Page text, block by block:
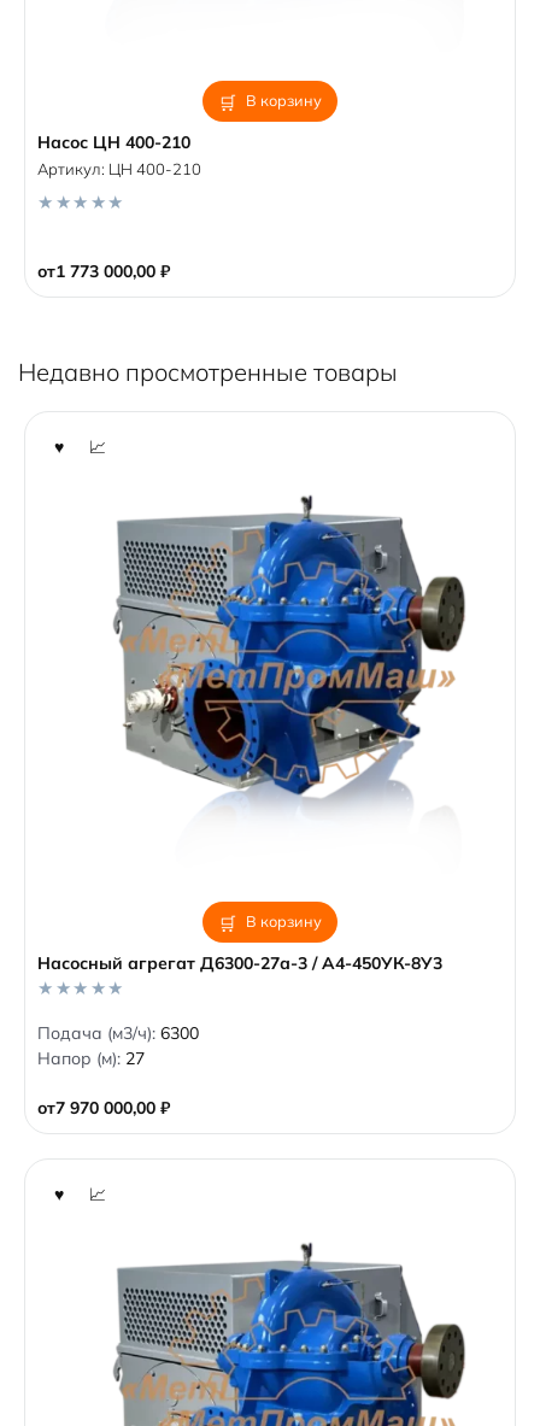
В корзину
Насос ЦН 400-210
от1 773 000,00 ₽
Артикул: ЦН 400-210
u
t
Недавно просмотренные товары
В корзину
Насосный агрегат Д6300-27а-3 / А4-450УК-8У3
от7 970 000,00 ₽
0
o
u
f
5
Подача (м3/ч): 6300
Напор (м): 27